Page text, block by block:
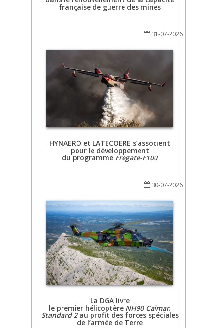
française de guerre des mines
31-07-2026
HYNAERO et LATECOERE s’associent
pour le développement
du programme Fregate-F100
30-07-2026
La DGA livre
le premier hélicoptère NH90 Caïman
Standard 2au profit des forces spéciales
de l’armée de Terre